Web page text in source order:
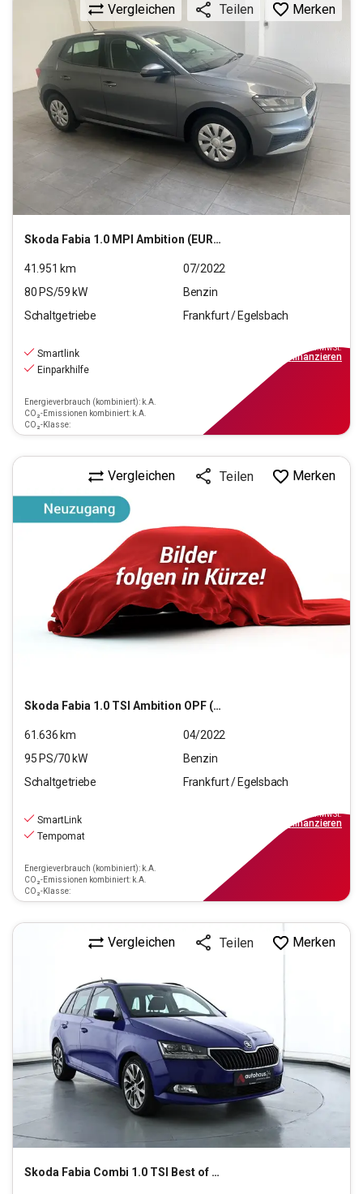
Skoda Fabia 1.0 MPI Ambition (EURO 6d)
Vergleichen Teilen Merken
41.951 km
07/2022
80PS/59kW
Benzin
Schaltgetriebe
Frankfurt / Egelsbach
Smartlink
Einparkhilfe
Energieverbrauch (kombiniert): k.A.
CO₂-Emissionen kombiniert: k.A.
CO₂-Klasse:
inkl.MwSt.
finanzieren
Skoda Fabia 1.0 TSI Ambition OPF (EURO 6d)
Vergleichen Teilen Merken
61.636 km
04/2022
95 PS/70 kW
Benzin
Schaltgetriebe
Frankfurt / Egelsbach
SmartLink
Tempomat
Energieverbrauch (kombiniert): k.A.
CO₂-Emissionen kombiniert: k.A.
CO₂-Klasse:
inkl.MwSt.
finanzieren
Skoda Fabia Combi 1.0 TSI Best of OPF (EURO 6d)
Vergleichen Teilen Merken